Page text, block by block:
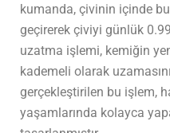
kumanda, çivinin içinde
geçirerek çiviyi günlük
uzatma işlemi, kemiğin
kademeli olarak
gerçekleştirilen bu işlem,
yaşamlarında kolayca